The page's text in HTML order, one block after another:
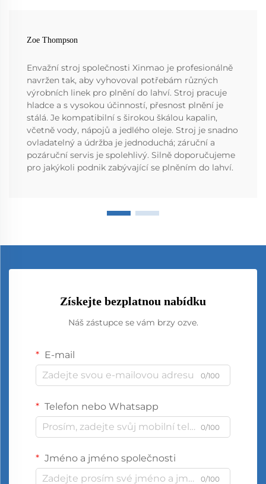
Zoe Thompson
Envažní stroj společnosti Xinmao je profesionálně
navržen tak, aby vyhovoval potřebám různých
výrobních linek pro plnění do lahví. Stroj pracuje
hladce a s vysokou účinností, přesnost plnění je
stálá. Je kompatibilní s širokou škálou kapalin,
včetně vody, nápojů a jedlého oleje. Stroj je snadno
ovladatelný a údržba je jednoduchá; záruční a
pozáruční servis je spolehlivý. Silně doporučujeme
pro jakýkoli podnik zabývající se plněním do lahví.
Získejte bezplatnou nabídku
Náš zástupce se vám brzy ozve.
E-mail
0/100
Telefon nebo Whatsapp
0/100
Jméno a jméno společnosti
0/100